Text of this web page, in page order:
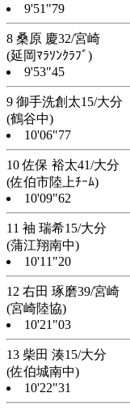
9'51"79
8 桑原 慶32/宮崎
(延岡ﾏﾗｿﾝｸﾗﾌﾞ)
9'53"45
9 御手洗創太15/大分
(鶴谷中)
10'06"77
10 佐保 裕太41/大分
(佐伯市陸上ﾁｰﾑ)
10'09"62
11 袖 瑞希15/大分
(蒲江翔南中)
10'11"20
12 右田 琢磨39/宮崎
(宮崎陸協)
10'21"03
13 柴田 湊15/大分
(佐伯城南中)
10'22"31